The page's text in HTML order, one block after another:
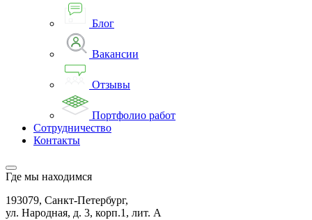
Блог
Вакансии
Отзывы
Портфолио работ
Сотрудничество
Контакты
Где мы находимся
193079, Санкт-Петербург,
ул. Народная, д. 3, корп.1, лит. А